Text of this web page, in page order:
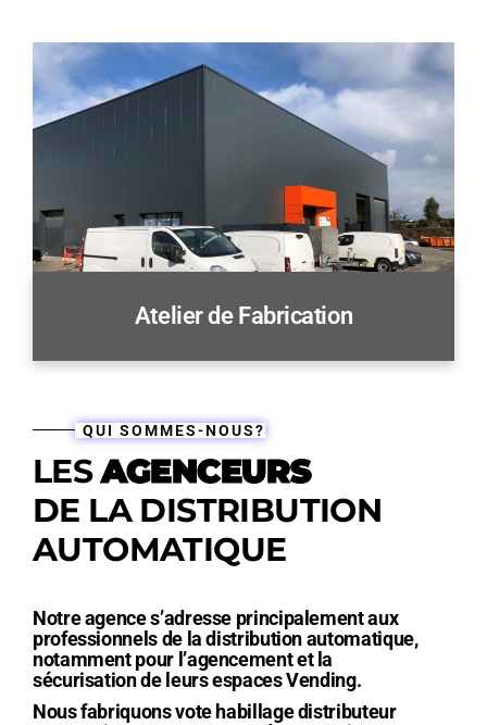
Atelier de Fabrication
QUI SOMMES-NOUS?
LESAGENCEURS
DE LA DISTRIBUTION
AUTOMATIQUE
Notre agence s’adresse principalement aux
professionnels de la distribution automatique,
notamment pour l’agencement et la
sécurisation de leurs espaces Vending.
Nous fabriquons vote habillage distributeur